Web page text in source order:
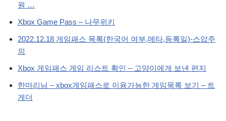
원 …
Xbox Game Pass – 나무위키
2022.12.18 게임패스 목록(한국어 여부,메타,등록일)-스압주
의
Xbox 게임패스 게임 리스트 확인 – 고양이에게 보낸 편지
한마리님 – xbox게임패스로 이용가능한 게임목록 보기 – 트
게더